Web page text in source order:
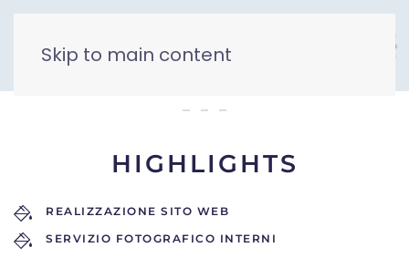
Skip to main content
HIGHLIGHTS
REALIZZAZIONE SITO WEB
SERVIZIO FOTOGRAFICO INTERNI